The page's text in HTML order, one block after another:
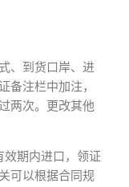
、到货口岸、进
备注栏中加注，
两次。更改其他
期内进口，领证
可以根据合同规